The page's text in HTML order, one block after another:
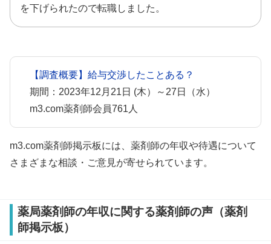
を下げられたので転職しました。
【調査概要】給与交渉したことある？
期間：2023年12月21日 (木）～27日（水）
m3.com薬剤師会員761人
m3.com薬剤師掲示板には、薬剤師の年収や待遇について
さまざまな相談・ご意見が寄せられています。
薬局薬剤師の年収に関する薬剤師の声（薬剤
師掲示板）